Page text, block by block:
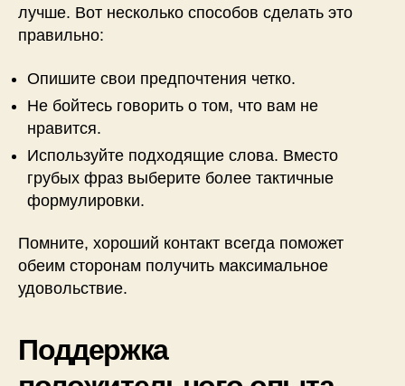
лучше. Вот несколько способов сделать это
правильно:
Опишите свои предпочтения четко.
Не бойтесь говорить о том, что вам не
нравится.
Используйте подходящие слова. Вместо
грубых фраз выберите более тактичные
формулировки.
Помните, хороший контакт всегда поможет
обеим сторонам получить максимальное
удовольствие.
Поддержка